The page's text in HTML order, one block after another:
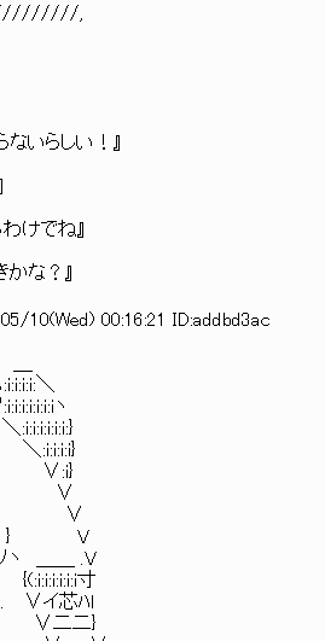
,
いらしい！』
けでね』
な？』
10(Wed) 00:16:21 ID:addbd3ac
＼
ヽ
∨
∨
､ } V
＿＿ .V
寸
イ芯ﾊl
二}